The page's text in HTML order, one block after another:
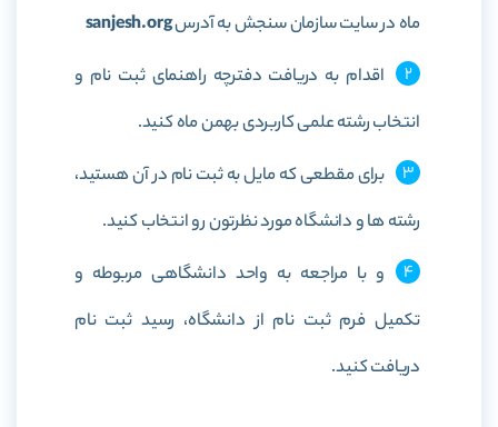
ماه در سایت سازمان سنجش به آدرسsanjesh.org
اقدام به دریافت دفترچه راهنمای ثبت نام و
انتخاب رشته علمی کاربردی بهمن ماه کنید.
برای مقطعی که مایل به ثبت نام در آن هستید،
رشته ها و دانشگاه مورد نظرتون رو انتخاب کنید.
و با مراجعه به واحد دانشگاهی مربوطه و
تکمیل فرم ثبت نام از دانشگاه، رسید ثبت نام
دریافت کنید.